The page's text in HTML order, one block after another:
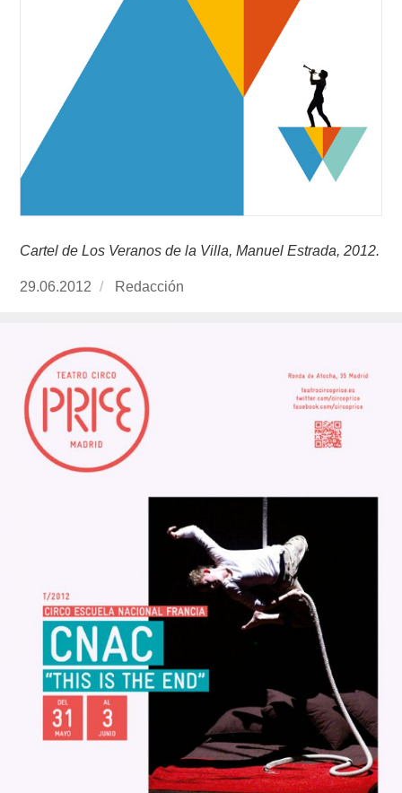
Cartel de Los Veranos de la Villa, Manuel Estrada, 2012.
Publicado
29.06.2012 https://www.experimenta.es/author/redaccion/
Redacción